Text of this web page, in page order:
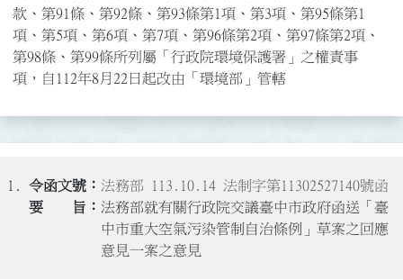
款、第91條、第92條、第93條第1項、第3項、第95條第1
項、第5項、第6項、第7項、第96條第2項、第97條第2項、
第98條、第99條所列屬「行政院環境保護署」之權責事
項，自112年8月22日起改由「環境部」管轄
1.
法務部 113.10.14 法制字第11302527140號函
法務部就有關行政院交議臺中市政府函送「臺
中市重大空氣污染管制自治條例」草案之回應
意見一案之意見